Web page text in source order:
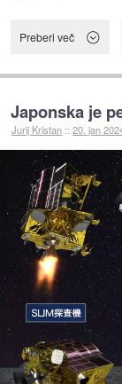
Preberi več
Japonska je
Jurij Kristan ::20. jan